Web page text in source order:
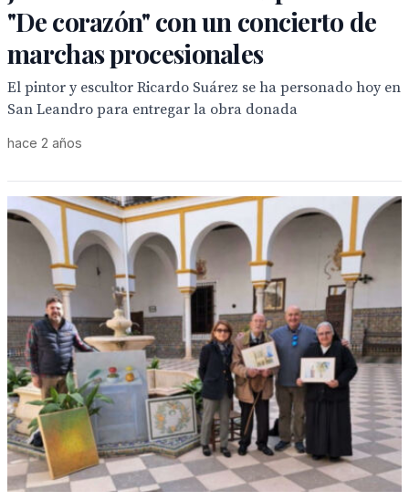
"De corazón" con un concierto de
marchas procesionales
El pintor y escultor Ricardo Suárez se ha personado hoy en
San Leandro para entregar la obra donada
hace 2 años